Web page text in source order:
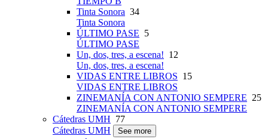
Tinta Sonora 34
Tinta Sonora
ÚLTIMO PASE 5
ÚLTIMO PASE
Un, dos, tres, a escena! 12
Un, dos, tres, a escena!
VIDAS ENTRE LIBROS 15
VIDAS ENTRE LIBROS
ZINEMANÍA CON ANTONIO SEMPERE 25
ZINEMANÍA CON ANTONIO SEMPERE
Cátedras UMH 77
Cátedras UMH
See more